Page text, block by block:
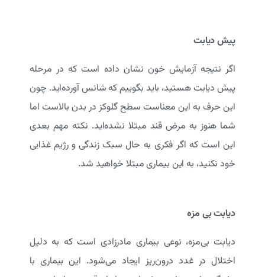
پیش دیابت
اگر نتیجه آزمایش خون نشان داده است که در مرحله
پیش دیابت هستید، باید بگوییم که شانس آورده‌اید. چون
این حرف به این معناست سطح گلوکز در بدن بالاست اما
شما هنوز به مرض قند مبتلا نشده‌اید. نکته مهم بعدی
این است که اگر فکری به حال سبک زندگی و رژیم غذایی
خود نکنید، به این بیماری مبتلا خواهید شد.
دیابت بی مزه
دیابت بی‌مزه، نوعی بیماری مادرزادی است که به دلیل
اختلال در غدد درون‌ریز ایجاد می‌شود. این بیماری با